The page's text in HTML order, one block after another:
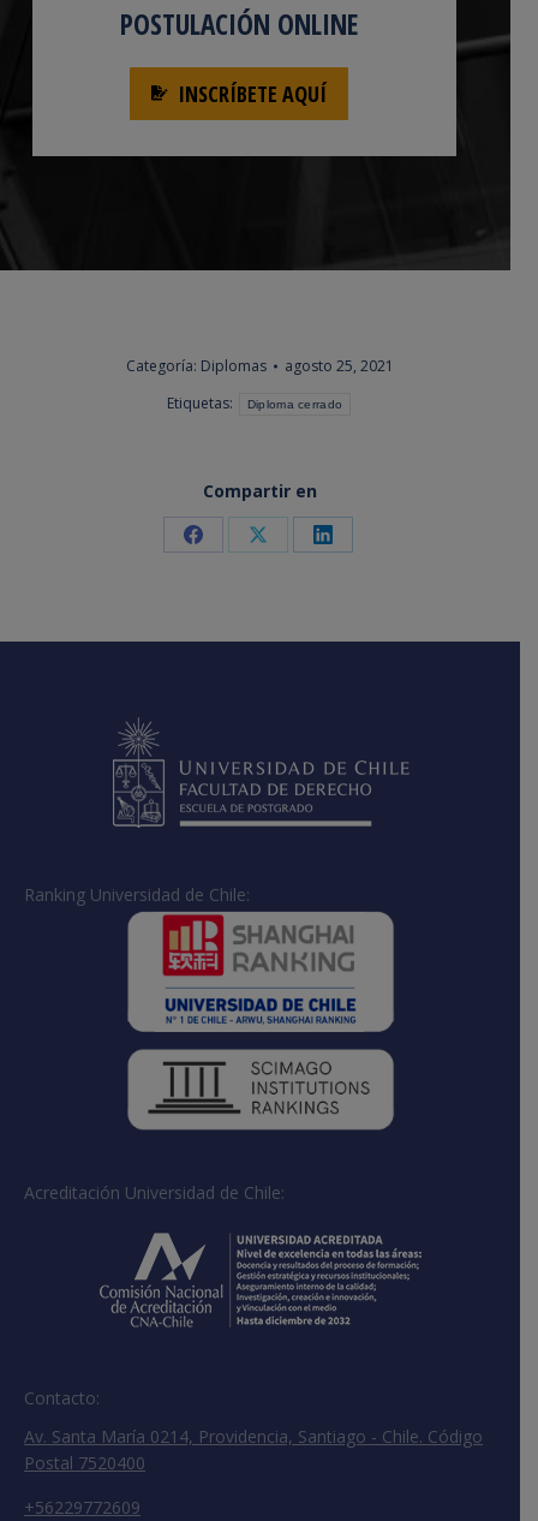
POSTULACIÓN ONLINE
INSCRÍBETE AQUÍ
Categoría: Diplomas
agosto 25, 2021
Etiquetas:
Diploma cerrado
Compartir en
Share Share Share
Ranking Universidad de Chile:
Acreditación Universidad de Chile:
Contacto:
Av. Santa María 0214, Providencia, Santiago - Chile. Código
Postal 7520400
+56229772609